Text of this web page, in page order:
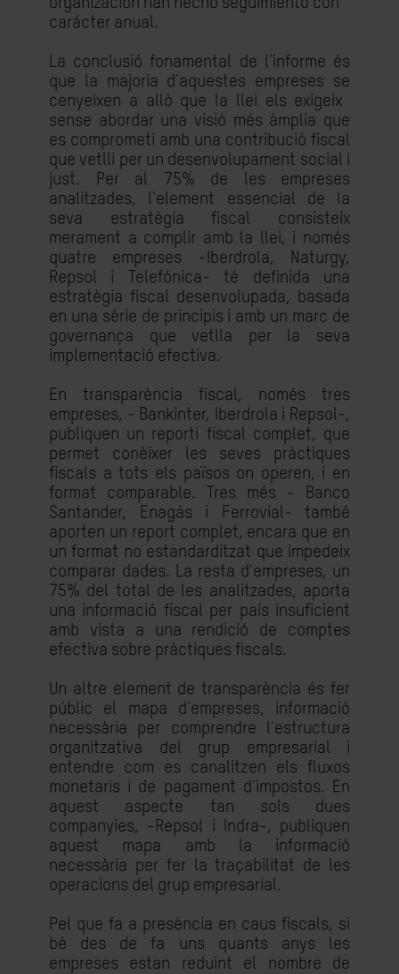
carácter anual.
La conclusió fonamental de l'informe és
que la majoria d'aquestes empreses se
cenyeixen a allò que la llei els exigeix ​​
sense abordar una visió més àmplia que
es comprometi amb una contribució fiscal
que vetlli per un desenvolupament social i
just. Per al 75% de les empreses
analitzades, l'element essencial de la
seva estratègia fiscal consisteix
merament a complir amb la llei, i només
quatre empreses -Iberdrola, Naturgy,
Repsol i Telefónica- té definida una
estratègia fiscal desenvolupada, basada
en una sèrie de principis i amb un marc de
governança que vetlla per la seva
implementació efectiva.
En transparència fiscal, només tres
empreses, - Bankinter, Iberdrola i Repsol-,
publiquen un reporti fiscal complet, que
permet conèixer les seves pràctiques
fiscals a tots els països on operen, i en
format comparable. Tres més - Banco
Santander, Enagás i Ferrovial- també
aporten un report complet, encara que en
un format no estandarditzat que impedeix
comparar dades. La resta d'empreses, un
75% del total de les analitzades, aporta
una informació fiscal per país insuficient
amb vista a una rendició de comptes
efectiva sobre pràctiques fiscals.
Un altre element de transparència és fer
públic el mapa d'empreses, informació
necessària per comprendre l'estructura
organitzativa del grup empresarial i
entendre com es canalitzen els fluxos
monetaris i de pagament d'impostos. En
aquest aspecte tan sols dues
companyies, -Repsol i Indra-, publiquen
aquest mapa amb la informació
necessària per fer la traçabilitat de les
operacions del grup empresarial.
Pel que fa a presència en caus fiscals, si
bé des de fa uns quants anys les
empreses estan reduint el nombre de